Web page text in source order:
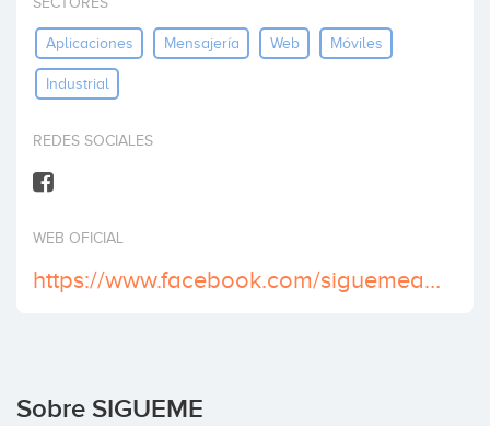
Aplicaciones Mensajería Web Móviles
Industrial
REDES SOCIALES
WEB OFICIAL
https://www.facebook.com/siguemeapp/
Sobre SIGUEME